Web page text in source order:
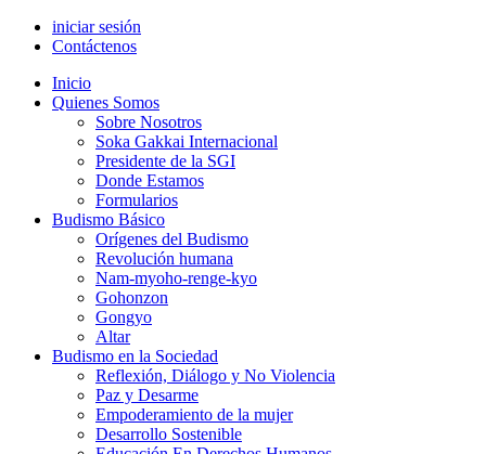
iniciar sesión
Contáctenos
Inicio
Quienes Somos
Sobre Nosotros
Soka Gakkai Internacional
Presidente de la SGI
Donde Estamos
Formularios
Budismo Básico
Orígenes del Budismo
Revolución humana
Nam-myoho-renge-kyo
Gohonzon
Gongyo
Altar
Budismo en la Sociedad
Reflexión, Diálogo y No Violencia
Paz y Desarme
Empoderamiento de la mujer
Desarrollo Sostenible